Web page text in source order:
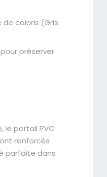
de coloris (Gris
préserver
le portail PVC
renforcés
parfaite dans